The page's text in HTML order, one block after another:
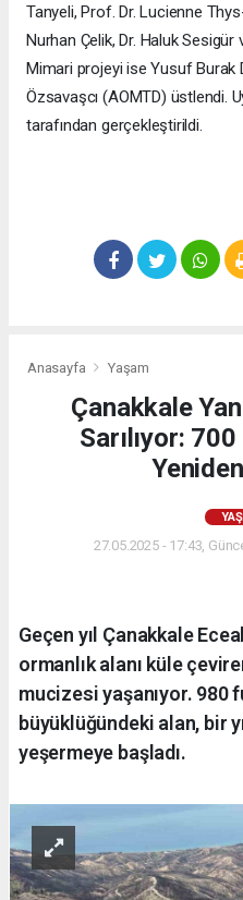
Tanyeli, Prof. Dr. Lucienne
Nurhan Çelik, Dr. Haluk Sesigür
Mimari projeyi ise Yusuf Burak
Özsavaşcı (AOMTD) üstlendi.
tarafından gerçekleştirildi.
Anasayfa Yaşam
Çanakkale
Sarılıyor:
27.05.2025 - 17:43,
Geçen yıl Çanakkale
ormanlık alanı küle
mucizesi yaşanıyor. 980
büyüklüğündeki alan, bir
yeşermeye başladı.